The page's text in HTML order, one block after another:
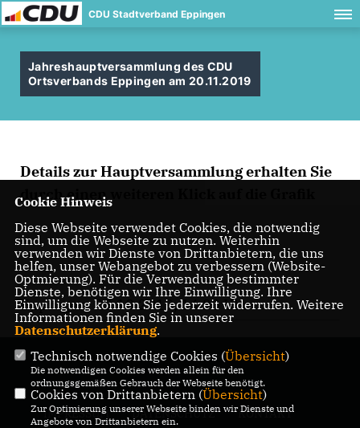
CDU Stadtverband Eppingen
Jahreshauptversammlung des CDU
Ortsverbands Eppingen am 20.11.2019
Details zur Hauptversammlung erhalten Sie
durch einen weiteren Klick auf die Grafik
Eppingen, 28.10.2019, 14:30 Uhr
IMPRESSUM DATENSCHUTZ KONTAKT
Cookie Hinweis
Diese Webseite verwendet Cookies, die notwendig
sind, um die Webseite zu nutzen. Weiterhin
verwenden wir Dienste von Drittanbietern, die uns
helfen, unser Webangebot zu verbessern (Website-
Optmierung). Für die Verwendung bestimmter
Dienste, benötigen wir Ihre Einwilligung. Ihre
Einwilligung können Sie jederzeit widerrufen. Weitere
Informationen finden Sie in unserer
Datenschutzerklärung.
Technisch notwendige Cookies (Übersicht)
Die notwendigen Cookies werden allein für den
ordnungsgemäßen Gebrauch der Webseite benötigt.
Cookies von Drittanbietern (Übersicht)
Zur Optimierung unserer Webseite binden wir Dienste und
Angebote von Drittanbietern ein.